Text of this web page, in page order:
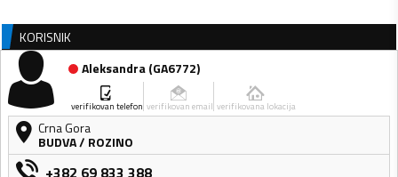
KORISNIK
Aleksandra(GA6772)
verifikovan telefon verifikovan email verifikovana lokacija
Crna Gora
BUDVA/ ROZINO